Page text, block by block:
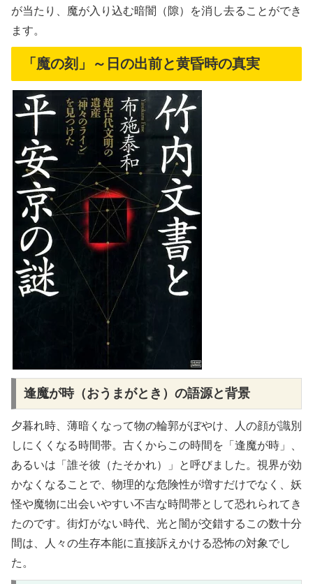
が当たり、魔が入り込む暗闇（隙）を消し去ることができ
ます。
「魔の刻」～日の出前と黄昏時の真実
逢魔が時（おうまがとき）の語源と背景
夕暮れ時、薄暗くなって物の輪郭がぼやけ、人の顔が識別
しにくくなる時間帯。古くからこの時間を「逢魔が時」、
あるいは「誰そ彼（たそかれ）」と呼びました。視界が効
かなくなることで、物理的な危険性が増すだけでなく、妖
怪や魔物に出会いやすい不吉な時間帯として恐れられてき
たのです。街灯がない時代、光と闇が交錯するこの数十分
間は、人々の生存本能に直接訴えかける恐怖の対象でし
た。